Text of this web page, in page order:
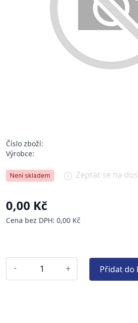
Číslo zboží:
Výrobce:
Není skladem Zeptat se na
0,00 Kč
Cena bez DPH: 0,00 Kč
- + Přidat do